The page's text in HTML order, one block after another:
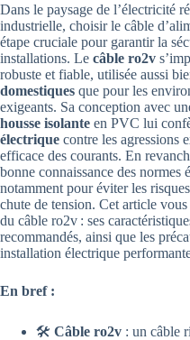
Dans le paysage de l’électricité
industrielle, choisir le câble
étape cruciale pour garantir la
installations. Le câble ro2v
robuste et fiable, utilisée aussi
domestiques que pour les
exigeants. Sa conception avec
housse isolante en PVC lui
électrique contre les agressions
efficace des courants. En
bonne connaissance des normes
notamment pour éviter les
chute de tension. Cet article
du câble ro2v : ses
recommandés, ainsi que les
installation électrique
En bref :
🛠️ Câble ro2v : un câble